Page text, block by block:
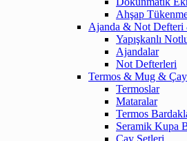
Ahşap
Ajanda & Not
Yapışkanlı
Ajandalar
Not Defterleri
Termos & Mug &
Termoslar
Mataralar
Termos
Seramik Kupa
Çay Setleri